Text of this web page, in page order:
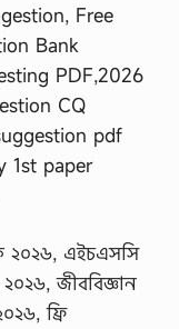
Free
Bank
PDF,2026
CQ
pdf
1st paper
২০২৬, এইচএসসি
জীববিজ্ঞান
ফ্রি